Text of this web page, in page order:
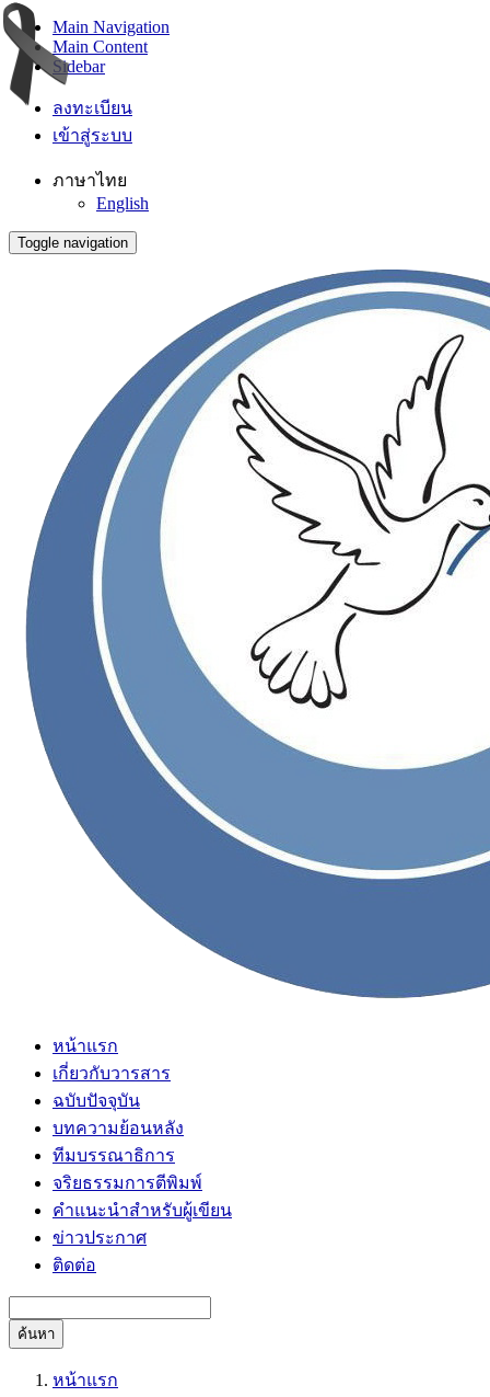
Main Navigation
Main Content
Sidebar
ลงทะเบียน
เข้าสู่ระบบ
ภาษาไทย
English
Toggle navigation
หน้าแรก
เกี่ยวกับวารสาร
ฉบับปัจจุบัน
บทความย้อนหลัง
ทีมบรรณาธิการ
จริยธรรมการตีพิมพ์
คำแนะนำสำหรับผู้เขียน
ข่าวประกาศ
ติดต่อ
ค้นหา
หน้าแรก